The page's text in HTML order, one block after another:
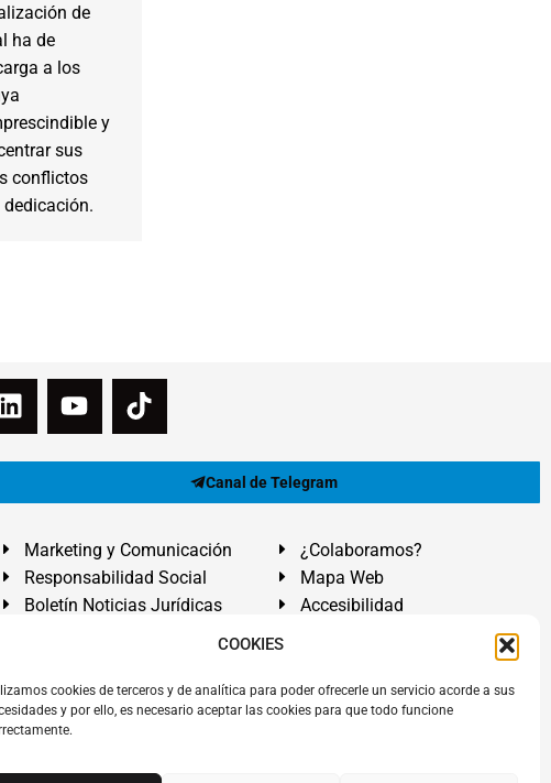
COOKIES
cookies de terceros y de analítica para poder ofrecerle un servicio acorde a sus
y por ello, es necesario aceptar las cookies para que todo funcione
de
ha de
a los
y
sus
conflictos
Canal de Telegram
Marketing y Comunicación
Responsabilidad Social
Boletín Noticias Jurídicas
¿Colaboramos?
Mapa Web
Accesibilidad
Granadilla de Abona, Santa Cruz de Tenerife. Islas Canarias.
El Médano